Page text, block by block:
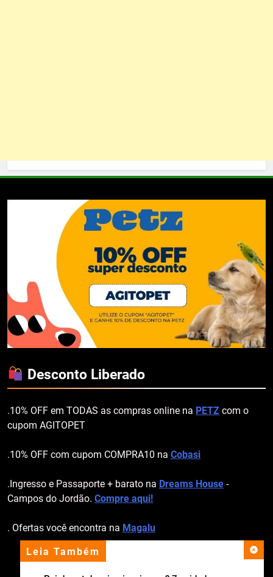
Leia Também
Desconto Liberado
.10% OFF em TODAS as compras online na PETZ com o
cupom AGITOPET
.10% OFF com cupom COMPRA10 na Cobasi
.Ingresso e Passaporte + barato na Dreams House -
Campos do Jordão. Compre aqui!
. Ofertas você encontra na Magalu
apoio institucional